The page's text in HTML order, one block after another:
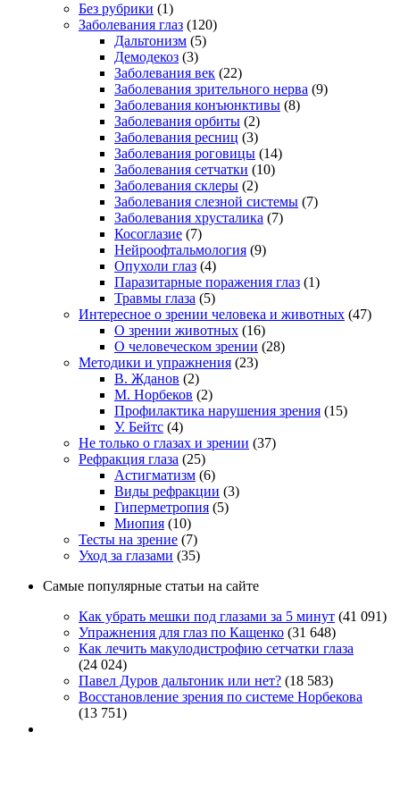
Без рубрики (1)
Заболевания глаз (120)
Дальтонизм (5)
Демодекоз (3)
Заболевания век (22)
Заболевания зрительного нерва (9)
Заболевания конъюнктивы (8)
Заболевания орбиты (2)
Заболевания ресниц (3)
Заболевания роговицы (14)
Заболевания сетчатки (10)
Заболевания склеры (2)
Заболевания слезной системы (7)
Заболевания хрусталика (7)
Косоглазие (7)
Нейроофтальмология (9)
Опухоли глаз (4)
Паразитарные поражения глаз (1)
Травмы глаза (5)
Интересное о зрении человека и животных (47)
О зрении животных (16)
О человеческом зрении (28)
Методики и упражнения (23)
В. Жданов (2)
М. Норбеков (2)
Профилактика нарушения зрения (15)
У. Бейтс (4)
Не только о глазах и зрении (37)
Рефракция глаза (25)
Астигматизм (6)
Виды рефракции (3)
Гиперметропия (5)
Миопия (10)
Тесты на зрение (7)
Уход за глазами (35)
Самые популярные статьи на сайте
Как убрать мешки под глазами за 5 минут (41 091)
Упражнения для глаз по Кащенко (31 648)
Как лечить макулодистрофию сетчатки глаза
(24 024)
Павел Дуров дальтоник или нет? (18 583)
Восстановление зрения по системе Норбекова
(13 751)